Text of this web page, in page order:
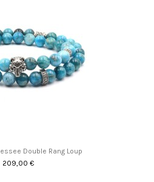
Double Rang Loup
209,00 €